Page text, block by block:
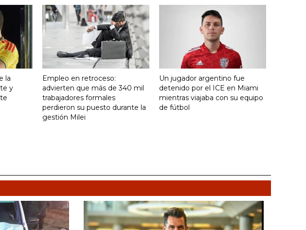
la
y
Empleo en retroceso:
advierten que más de 340 mil
trabajadores formales
perdieron su puesto durante la
gestión Milei
Un jugador argentino fue
detenido por el ICE en Miami
mientras viajaba con su equipo
de fútbol